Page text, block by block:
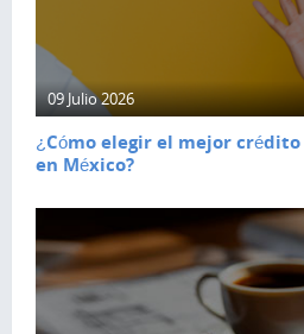
09 Julio 2026
¿Cómo elegir el mejor
en México?